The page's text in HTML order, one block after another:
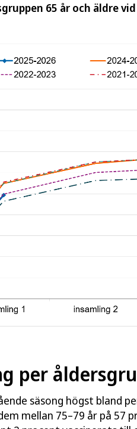
65 år och äldre
per
säsong högst bland
mellan 75–79 år på 57